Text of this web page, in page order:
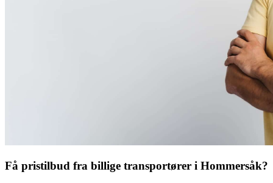
Få pristilbud fra billige transportører i Hommersåk?